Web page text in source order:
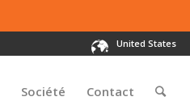
United States
Société Contact